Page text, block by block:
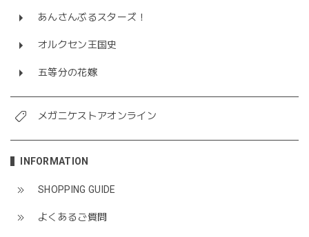
あんさんぶるスターズ！
オルクセン王国史
五等分の花嫁
メガニケストアオンライン
INFORMATION
SHOPPING GUIDE
よくあるご質問